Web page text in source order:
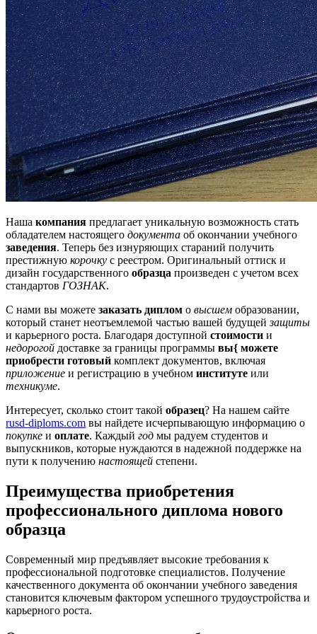
Наша компания предлагает уникальную возможность стать
обладателем настоящего документа об окончании учебного
заведения. Теперь без изнуряющих стараний получить
престижную корочку с реестром. Оригинальный оттиск и
дизайн государственного образца произведен с учетом всех
стандартов ГОЗНАК.
С нами вы можете заказать диплом о высшем образовании,
который станет неотъемлемой частью вашей будущейзащиты
и карьерного роста. Благодаря доступной стоимости и
недорогой доставке за границы программы вы{ можете
приобрести готовый комплект документов, включая
приложение и регистрацию в учебном институте или
техникуме.
Интересует, сколько стоит такой образец? На нашем сайте
rusd-diploms.com вы найдете исчерпывающую информацию о
покупке и оплате. Каждый год мы радуем студентов и
выпускников, которые нуждаются в надежной поддержке на
пути к получению настоящей степени.
Преимущества приобретения
профессионального диплома нового
образца
Современный мир предъявляет высокие требования к
профессиональной подготовке специалистов. Получение
качественного документа об окончании учебного заведения
становится ключевым фактором успешного трудоустройства и
карьерного роста.